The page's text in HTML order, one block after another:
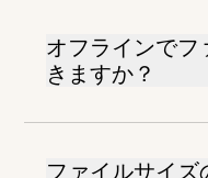
オフラインで
きますか？
ファイルサイズ